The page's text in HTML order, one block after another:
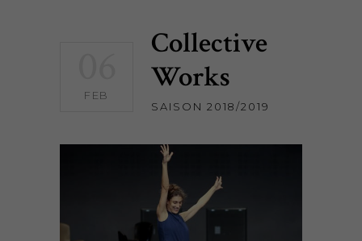
FEB
Collective
Works
SAISON 2018/2019